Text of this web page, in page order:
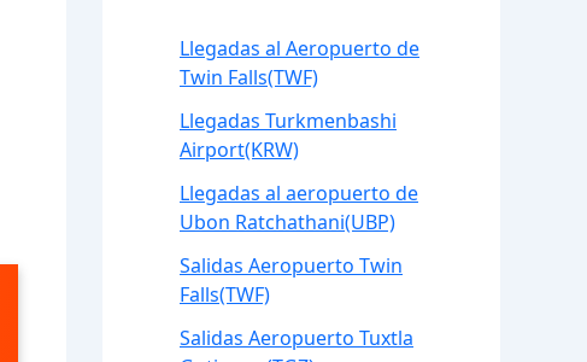
Llegadas al Aeropuerto de
Twin Falls(TWF)
Llegadas Turkmenbashi
Airport(KRW)
Llegadas al aeropuerto de
Ubon Ratchathani(UBP)
Salidas Aeropuerto Twin
Falls(TWF)
Salidas Aeropuerto Tuxtla